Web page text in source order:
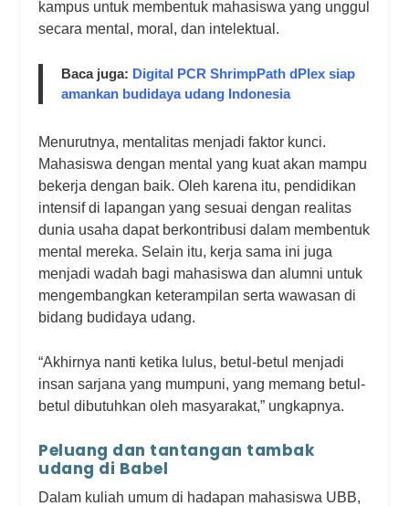
kampus untuk membentuk mahasiswa yang unggul
secara mental, moral, dan intelektual.
Baca juga: Digital PCR ShrimpPath dPlex siap
amankan budidaya udang Indonesia
Menurutnya, mentalitas menjadi faktor kunci.
Mahasiswa dengan mental yang kuat akan mampu
bekerja dengan baik. Oleh karena itu, pendidikan
intensif di lapangan yang sesuai dengan realitas
dunia usaha dapat berkontribusi dalam membentuk
mental mereka. Selain itu, kerja sama ini juga
menjadi wadah bagi mahasiswa dan alumni untuk
mengembangkan keterampilan serta wawasan di
bidang budidaya udang.
“Akhirnya nanti ketika lulus, betul-betul menjadi
insan sarjana yang mumpuni, yang memang betul-
betul dibutuhkan oleh masyarakat,” ungkapnya.
Peluang dan tantangan tambak
udang di Babel
Dalam kuliah umum di hadapan mahasiswa UBB,